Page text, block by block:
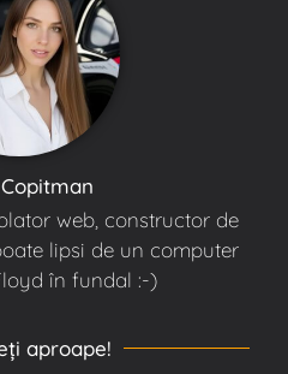
web, constructor de
lipsi de un computer
în fundal :-)
aproape!